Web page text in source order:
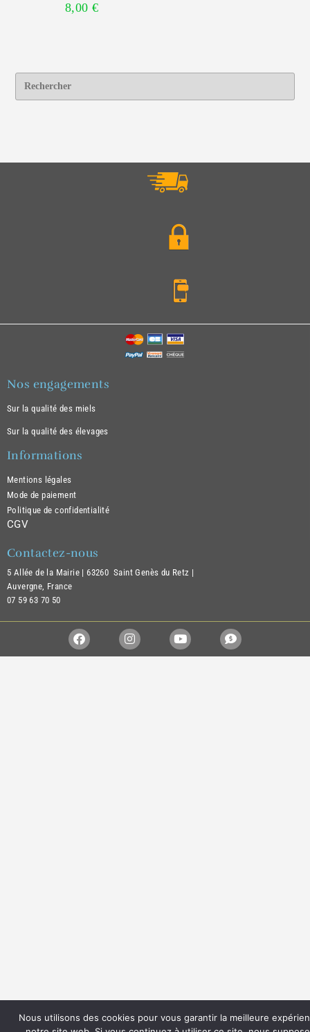
8,00 €
Nos engagements
Sur la qualité des miels
Sur la qualité des élevages
Informations
Mentions légales
Mode de paiement
Politique de confidentialité
CGV
Contactez-nous
5 Allée de la Mairie |63260 Saint Genès du Retz |
Auvergne, France
07 59 63 70 50
Nous utilisons des cookies pour vous garantir la meilleure